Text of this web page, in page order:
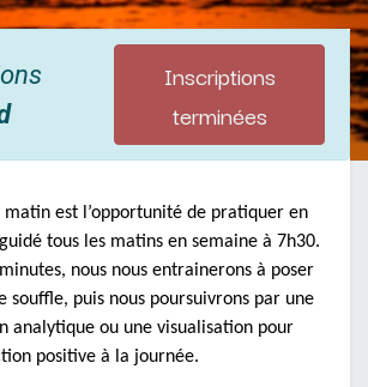
Inscriptions
terminées
est l’opportunité de pratiquer en
tous les matins en semaine à 7h30.
nous nous entrainerons à poser
souffle, puis nous poursuivrons par une
analytique ou une visualisation pour
positive à la journée.